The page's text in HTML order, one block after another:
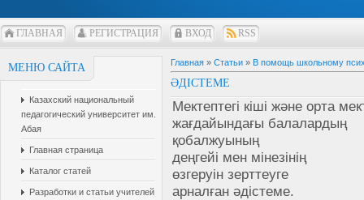
ГЛАВНАЯ РЕГИСТРАЦИЯ ВХОД RSS
МЕНЮ САЙТА
Казахский национальный
педагогический университет им.
Абая
Главная страница
Каталог статей
Разработки и статьи учителей
Главная » Статьи » В помощь школьному
ӘДІСТЕМЕ
Мектептегі кіші және орта
жағдайындағы балалардың
қобалжуының
деңгейі мен мінезінің
өзгеруін зерттеуге
арналған әдістеме.